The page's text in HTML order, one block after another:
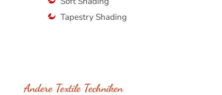
Tapestry Shading
Andere Textile Techniken